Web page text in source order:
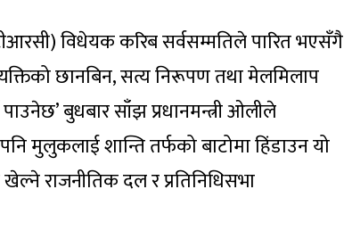
विधेयक करिब सर्वसम्मतिले पारित भएसँगै
छानबिन, सत्य निरूपण तथा मेलमिलाप
पाउनेछ’ बुधबार साँझ प्रधानमन्त्री ओलीले
मुलुकलाई शान्ति तर्फको बाटोमा हिंडाउन यो
राजनीतिक दल र प्रतिनिधिसभा